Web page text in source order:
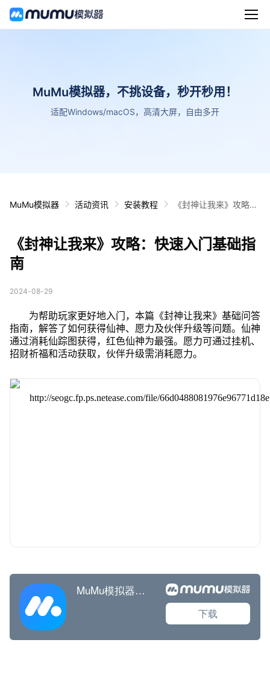
MuMu模拟器，不挑设备，秒开秒用！
适配Windows/macOS，高清大屏，自由多开
MuMu模拟器 活动资讯 安装教程
《封神让我来》攻略：
《封神让我来》攻略：快速入门基础指
南
2024-08-29
为帮助玩家更好地入门，本篇《封神让我来》基础问答
指南，解答了如何获得仙神、愿力及伙伴升级等问题。仙神
通过消耗仙踪图获得，红色仙神为最强。愿力可通过挂机、
招财祈福和活动获取，伙伴升级需消耗愿力。